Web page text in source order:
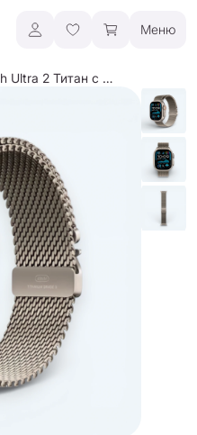
Меню
Часы Apple Watch Ultra 2 Титан c миланским сетчатым браслетом